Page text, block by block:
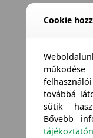
Cookie
továbbá
sütik
Bővebb